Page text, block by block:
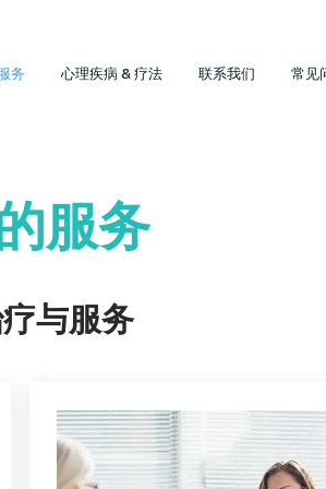
务 心理疾病 & 疗法 联系我们 常见
服务
与服务